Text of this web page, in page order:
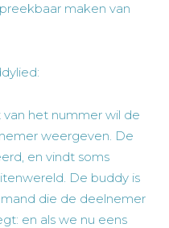
maken van
het nummer wil de
weergeven. De
en vindt soms
De buddy is
die de deelnemer
en als we nu eens